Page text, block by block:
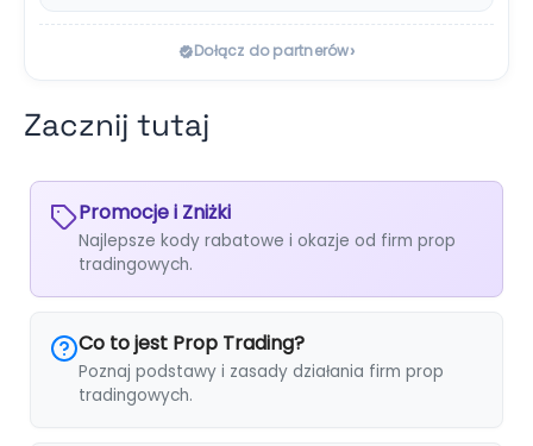
Dołącz do partnerów›
Zacznij tutaj
Promocje i Zniżki
Najlepsze kody rabatowe i okazje od firm prop
tradingowych.
Co to jest Prop Trading?
Poznaj podstawy i zasady działania firm prop
tradingowych.